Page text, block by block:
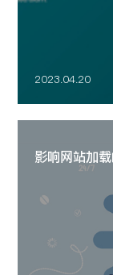
2023.04.20
影响网站加